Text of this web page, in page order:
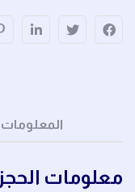
المعلومات
معلومات الحجز